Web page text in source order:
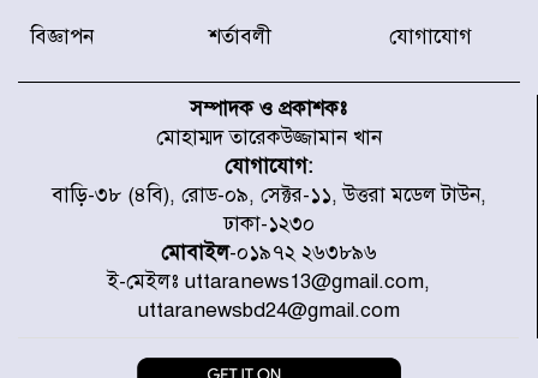
স্থাপনের উদ্যোগ চান মিয়া ব্যাপারীর
৭ জেলায় ঝোড়ো হাওয়াসহ বজ্রবৃষ্টির
শঙ্কা
বগুড়া ও সিলেটে সড়ক দুর্ঘটনায় নিহত
১৫
বিজ্ঞাপন শর্তাবলী যোগাযোগ
সম্পাদক ও প্রকাশকঃ
মোহাম্মদ তারেকউজ্জামান খান
যোগাযোগ:
বাড়ি-৩৮ (৪বি), রোড-০৯, সেক্টর-১১, উত্তরা মডেল টাউন,
ঢাকা-১২৩০
মোবাইল-০১৯৭২ ২৬৩৮৯৬
ই-মেইলঃ uttaranews13@gmail.com,
uttaranewsbd24@gmail.com